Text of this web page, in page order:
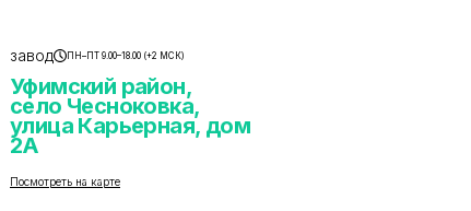
завод ПН–ПТ 9.00–18.00 (+2 МСК)
Уфимский район,
село Чесноковка,
улица Карьерная, дом
2А
Посмотреть на карте